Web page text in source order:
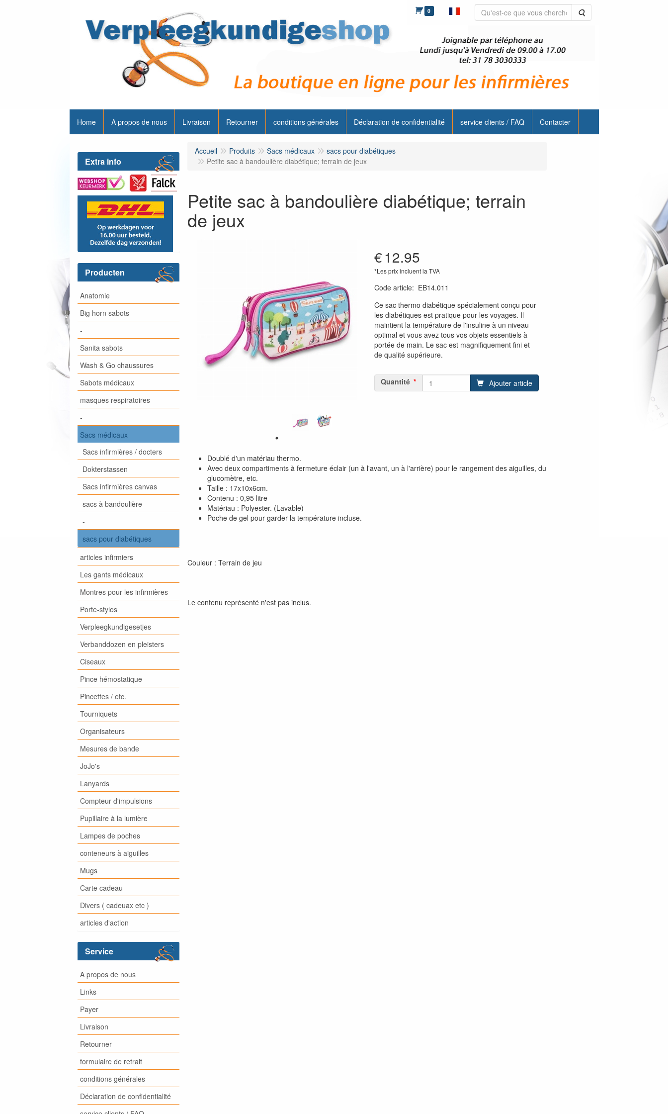
0 Rechercher
Home A propos de nous Livraison Retourner conditions générales Déclaration de confidentialité service clients / FAQ Contacter
Extra info
Producten
Anatomie
Big horn sabots
-
Sanita sabots
Wash & Go chaussures
Sabots médicaux
masques respiratoires
-
Sacs médicaux
Sacs infirmières / docters
Dokterstassen
Sacs infirmières canvas
sacs à bandoulière
-
sacs pour diabétiques
articles infirmiers
Les gants médicaux
Montres pour les infirmières
Porte-stylos
Verpleegkundigesetjes
Verbanddozen en pleisters
Ciseaux
Pince hémostatique
Pincettes / etc.
Tourniquets
Organisateurs
Mesures de bande
JoJo's
Lanyards
Compteur d'impulsions
Pupillaire à la lumière
Lampes de poches
conteneurs à aiguilles
Mugs
Carte cadeau
Divers ( cadeuax etc )
articles d'action
Service
A propos de nous
Links
Payer
Livraison
Retourner
formulaire de retrait
conditions générales
Déclaration de confidentialité
Accueil Produits Sacs médicaux
sacs pour diabétiques
Petite sac à bandoulière diabétique; terrain de jeux
Petite sac à bandoulière diabétique; terrain
de jeux
€12.95
*Les prix incluent la TVA
Code article: EB14.011
Ce sac thermo diabétique spécialement conçu pour
les diabétiques est pratique pour les voyages. Il
maintient la température de l'insuline à un niveau
optimal et vous avez tous vos objets essentiels à
portée de main. Le sac est magnifiquement fini et
de qualité supérieure.
Quantité Ajouter article
Doublé d'un matériau thermo.
Avec deux compartiments à fermeture éclair (un à l'avant, un à l'arrière) pour le rangement des aiguilles, du
glucomètre, etc.
Taille : 17x10x6cm.
Contenu : 0,95 litre
Matériau : Polyester. (Lavable)
Poche de gel pour garder la température incluse.
Couleur : Terrain de jeu
Le contenu représenté n'est pas inclus.